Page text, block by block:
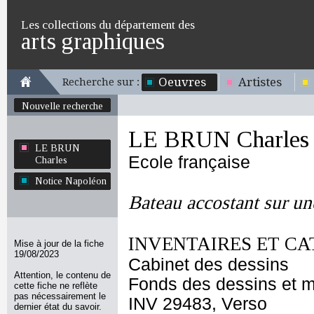
Les collections du département des
arts graphiques
Recherche sur : Oeuvres Artistes
Nouvelle recherche
LE BRUN
Charles
Notice Napoléon
Mise à jour de la fiche
19/08/2023
Attention, le contenu de
cette fiche ne reflète
pas nécessairement le
dernier état du savoir.
LE BRUN Charles
Ecole française
Bateau accostant sur
INVENTAIRES ET
Cabinet des dessins
Fonds des dessins et
INV 29483, Verso